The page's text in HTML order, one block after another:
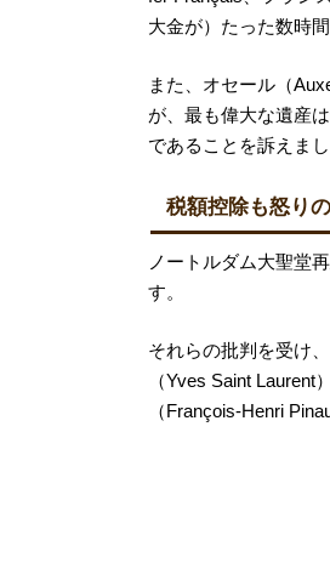
大金が）たった数時
また、オセール（
が、最も偉大な遺産
であることを訴えまし
税額控除も怒り
ノートルダム大聖堂
す。
それらの批判を受け
（Yves Saint
（François-Henri